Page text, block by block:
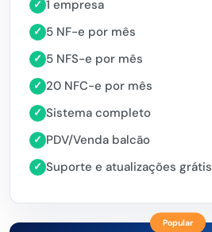
✓ 1 empresa
✓ 5 NF-e por mês
✓ 5 NFS-e por mês
✓ 20 NFC-e por mês
✓ Sistema completo
✓ PDV/Venda balcão
✓ Suporte e atualizações grátis
Popular